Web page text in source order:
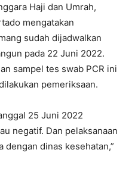
Haji dan Umrah,
mengatakan
sudah dijadwalkan
pada 22 Juni 2022.
sampel tes swab PCR ini
pemeriksaan.
25 Juni 2022
negatif. Dan pelaksanaan
dengan dinas kesehatan,”